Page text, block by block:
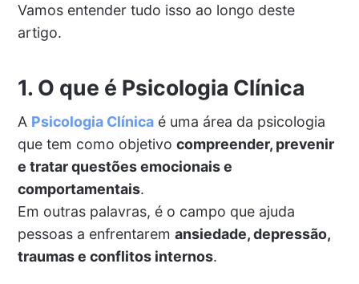
Vamos entender tudo isso ao longo deste
artigo.
1. O que é Psicologia Clínica
A Psicologia Clínicaé uma área da psicologia
que tem como objetivo compreender, prevenir
e tratar questões emocionais e
comportamentais.
Em outras palavras, é o campo que ajuda
pessoas a enfrentarem ansiedade, depressão,
traumas e conflitos internos.